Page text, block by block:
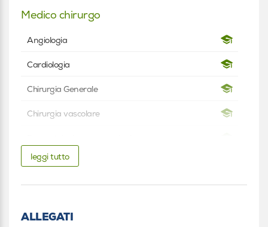
Medico chirurgo
Angiologia
Cardiologia
Chirurgia Generale
Chirurgia vascolare
Endocrinologia
Medicina fisica e riabilitazione
Medicina generale (Medici di famiglia)
leggi tutto
ALLEGATI